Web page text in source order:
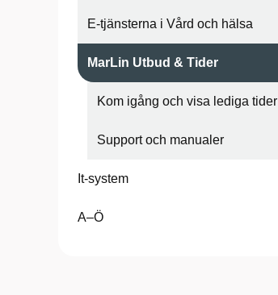
E-tjänsterna i Vård och hälsa
MarLin Utbud & Tider
Kom igång och visa lediga tider
Support och manualer
It-system
A–Ö